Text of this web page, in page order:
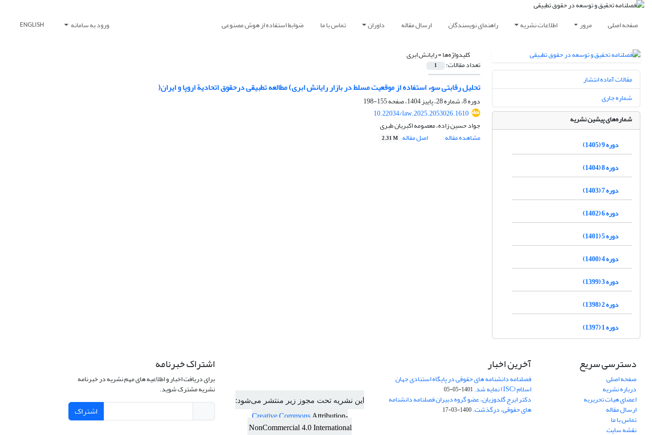
صفحه اصلی مرور اطلاعات نشریه راهنمای نویسندگان ارسال مقاله داوران تماس با ما ضوابط استفاده از هوش مصنوعی ورود به سامانه ENGLISH
کلیدواژه‌ها =رایانش ابری
تعداد مقالات: 1
تحلیل رقابتی سوء استفاده از موقعیت مسلط در بازار رایانش ابری) مطالعه تطبیقی درحقوق اتحادیة اروپا و ایران(
دوره 8، شماره 28، پاییز 1404، صفحه
155-198
10.22034/law.2025.2053026.1610
جواد حسین زاده، معصومه اکبریان طبری
مشاهده مقاله
اصل مقاله 2.31 M
مقالات آماده انتشار
شماره جاری
شماره‌های پیشین نشریه
دوره 9 (1405)
دوره 8 (1404)
دوره 7 (1403)
دوره 6 (1402)
دوره 5 (1401)
دوره 4 (1400)
دوره 3 (1399)
دوره 2 (1398)
دوره 1 (1397)
دسترسی سریع
صفحه اصلی
درباره نشریه
اعضای هیات تحریریه
ارسال مقاله
تماس با ما
نقشه سایت
آخرین اخبار
فصلنامه دانشنامه های حقوقی در پایگاه استنادی جهان
اسلام (ISC) نمایه شد. 1401-05-05
دکتر ایرج گلدوزیان، عضو گروه دبیران فصلنامه دانشنامه
های حقوقی، درگذشت.1400-03-17
این نشریه تحت مجوز زیر منتشر می‌شود:
Creative Commons Attribution-
NonCommercial 4.0 International
اشتراک خبرنامه
برای دریافت اخبار و اطلاعیه های مهم نشریه در خبرنامه
نشریه مشترک شوید.
اشتراک